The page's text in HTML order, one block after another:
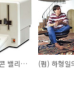
(펌) 하형일의 실리콘 밸리 스토리 : Episode17